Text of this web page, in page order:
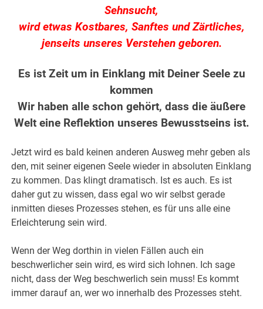
Sehnsucht,
wird etwas Kostbares, Sanftes und Zärtliches,
jenseits unseres Verstehen geboren.
Es ist Zeit um in Einklang mit Deiner Seele zu
kommen
Wir haben alle schon gehört, dass die äußere
Welt eine Reflektion unseres Bewusstseins ist.
Jetzt wird es bald keinen anderen Ausweg mehr geben als
den, mit seiner eigenen Seele wieder in absoluten Einklang
zu kommen. Das klingt dramatisch. Ist es auch. Es ist
daher gut zu wissen, dass egal wo wir selbst gerade
inmitten dieses Prozesses stehen, es für uns alle eine
Erleichterung sein wird.
Wenn der Weg dorthin in vielen Fällen auch ein
beschwerlicher sein wird, es wird sich lohnen. Ich sage
nicht, dass der Weg beschwerlich sein muss! Es kommt
immer darauf an, wer wo innerhalb des Prozesses steht.